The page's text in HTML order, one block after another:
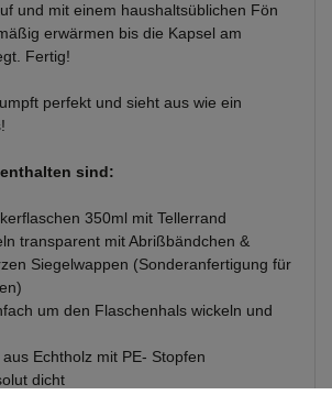
und mit einem haushaltsüblichen Fön
erwärmen bis die Kapsel am
Fertig!
perfekt und sieht aus wie ein
sind:
350ml mit Tellerrand
transparent mit Abrißbändchen &
Siegelwappen (Sonderanfertigung für
um den Flaschenhals wickeln und
Echtholz mit PE- Stopfen
dicht